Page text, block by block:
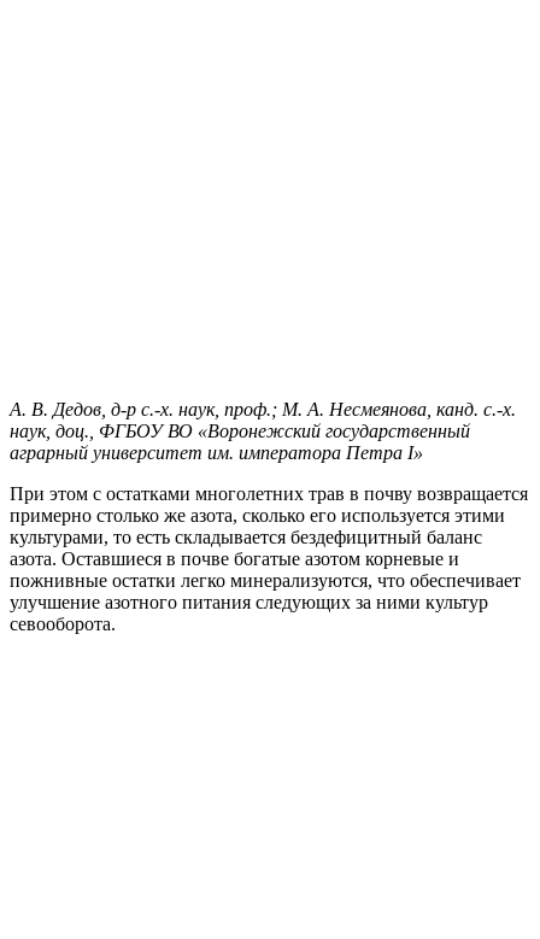
А. В. Дедов, д-р с.-х. наук, проф.; М. А. Несмеянова, канд. с.-х.
наук, доц., ФГБОУ ВО «Воронежский государственный
аграрный университет им. императора Петра I»
При этом с остатками многолетних трав в почву возвращается
примерно столько же азота, сколько его используется этими
культурами, то есть складывается бездефицитный баланс
азота. Оставшиеся в почве богатые азотом корневые и
пожнивные остатки легко минерализуются, что обеспечивает
улучшение азотного питания следующих за ними культур
севооборота.